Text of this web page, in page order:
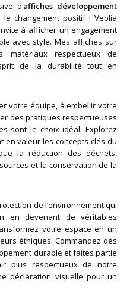
d’affiches développement
changement positif ! Veolia
à afficher un engagement
avec style. Mes affiches sur
matériaux respectueux de
de la durabilité tout en
votre équipe, à embellir votre
des pratiques respectueuses
sont le choix idéal. Explorez
en valeur les concepts clés du
la réduction des déchets,
et la conservation de la
de l’environnement qui
en devenant de véritables
votre espace en un
éthiques. Commandez dès
durable et faites partie
plus respectueux de notre
déclaration visuelle pour un